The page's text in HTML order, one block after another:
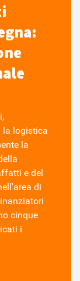
la logistica
la
e del
di
cinque
i